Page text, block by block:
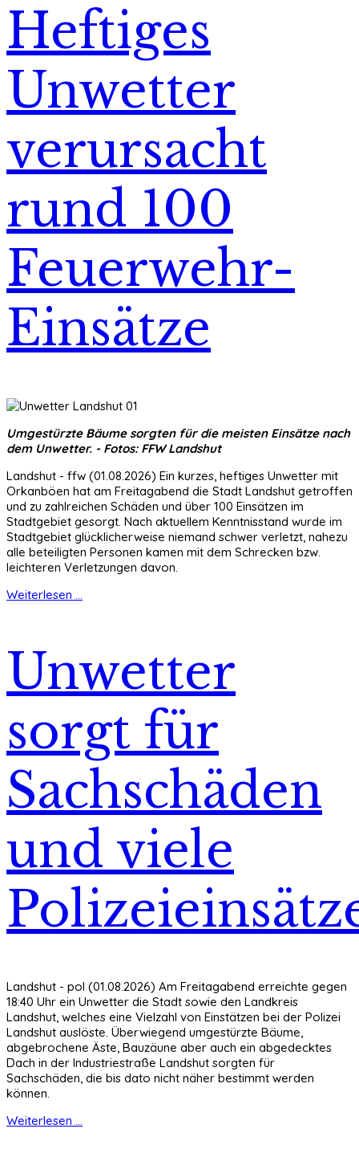
Heftiges
Unwetter
verursacht
rund 100
Feuerwehr-
Einsätze
Umgestürzte Bäume sorgten für die meisten Einsätze nach
dem Unwetter. - Fotos: FFW Landshut
Landshut - ffw (01.08.2026) Ein kurzes, heftiges Unwetter mit
Orkanböen hat am Freitagabend die Stadt Landshut getroffen
und zu zahlreichen Schäden und über 100 Einsätzen im
Stadtgebiet gesorgt. Nach aktuellem Kenntnisstand wurde im
Stadtgebiet glücklicherweise niemand schwer verletzt, nahezu
alle beteiligten Personen kamen mit dem Schrecken bzw.
leichteren Verletzungen davon.
Weiterlesen ...
Unwetter
sorgt für
Sachschäden
und viele
Landshut - pol (01.08.2026) Am Freitagabend erreichte gegen
18:40 Uhr ein Unwetter die Stadt sowie den Landkreis
Landshut, welches eine Vielzahl von Einstätzen bei der Polizei
Landshut auslöste. Überwiegend umgestürzte Bäume,
abgebrochene Äste, Bauzäune aber auch ein abgedecktes
Dach in der Industriestraße Landshut sorgten für
Sachschäden, die bis dato nicht näher bestimmt werden
können.
Weiterlesen ...